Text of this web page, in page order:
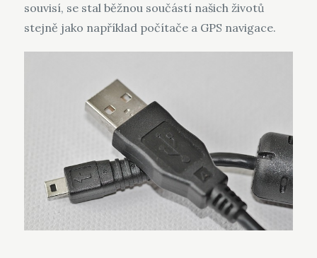
souvisí, se stal běžnou součástí našich životů
stejně jako například počítače a GPS navigace.